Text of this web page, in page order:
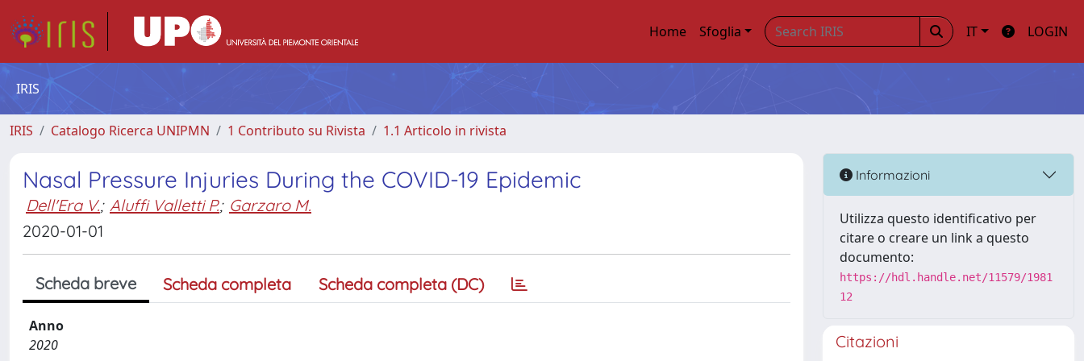
Home Sfoglia IT LOGIN
IRIS
IRIS Catalogo Ricerca UNIPMN 1 Contributo su Rivista 1.1 Articolo in rivista
Nasal Pressure Injuries During the COVID-19 Epidemic
Dell'Era V.; Aluffi Valletti P.; Garzaro M.
2020-01-01
Scheda breve Scheda completa Scheda completa (DC)
Anno
2020
Informazioni
Utilizza questo identificativo per
citare o creare un link a questo
documento:
https://hdl.handle.net/11579/1981
12
Citazioni